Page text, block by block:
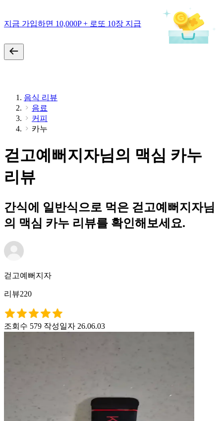
지금 가입하면 10,000P + 로또 10장 지급
음식 리뷰
음료
커피
카누
걷고예뻐지자님의 맥심 카누
리뷰
간식에 일반식으로 먹은 걷고예뻐지자님
의 맥심 카누 리뷰를 확인해보세요.
걷고예뻐지자
리뷰220
조회수 579 작성일자 26.06.03